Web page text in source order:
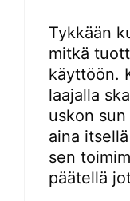
Tykkään
mitkä
käyttöön.
laajalla
uskon
aina
sen
päätellä